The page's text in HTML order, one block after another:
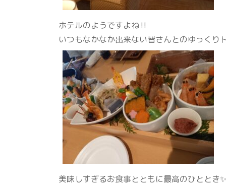
ホテルのようですよね‼
いつもなかなか出来ない皆さんとのゆっくり
美味しすぎるお食事とともに最高のひととき✨